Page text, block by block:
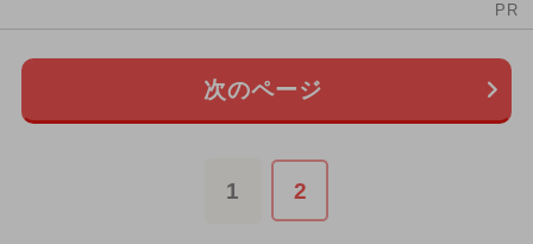
PR
次のページ
1 2